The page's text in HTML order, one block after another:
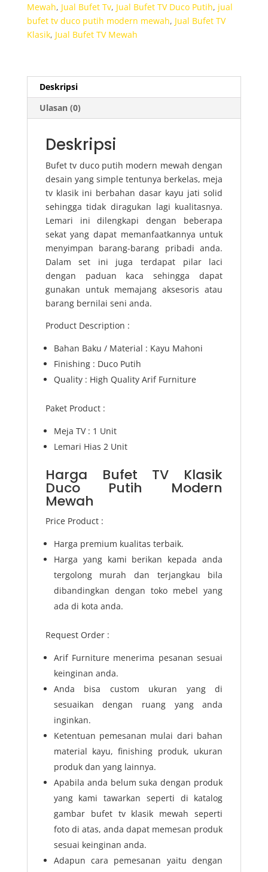
Mewah, Jual Bufet Tv, Jual Bufet TV Duco Putih, jual
bufet tv duco putih modern mewah, Jual Bufet TV
Klasik, Jual Bufet TV Mewah
Deskripsi
Ulasan (0)
Deskripsi
Bufet tv duco putih modern mewah dengan
desain yang simple tentunya berkelas, meja
tv klasik ini berbahan dasar kayu jati solid
sehingga tidak diragukan lagi kualitasnya.
Lemari ini dilengkapi dengan beberapa
sekat yang dapat memanfaatkannya untuk
menyimpan barang-barang pribadi anda.
Dalam set ini juga terdapat pilar laci
dengan paduan kaca sehingga dapat
gunakan untuk memajang aksesoris atau
barang bernilai seni anda.
Product Description :
Bahan Baku / Material : Kayu Mahoni
Finishing : Duco Putih
Quality : High Quality Arif Furniture
Paket Product :
Meja TV : 1 Unit
Lemari Hias 2 Unit
Harga Bufet TV Klasik
Duco Putih Modern
Mewah
Price Product :
Harga premium kualitas terbaik.
Harga yang kami berikan kepada anda
tergolong murah dan terjangkau bila
dibandingkan dengan toko mebel yang
ada di kota anda.
Request Order :
Arif Furniture menerima pesanan sesuai
keinginan anda.
Anda bisa custom ukuran yang di
sesuaikan dengan ruang yang anda
inginkan.
Ketentuan pemesanan mulai dari bahan
material kayu, finishing produk, ukuran
produk dan yang lainnya.
Apabila anda belum suka dengan produk
yang kami tawarkan seperti di katalog
gambar bufet tv klasik mewah seperti
foto di atas, anda dapat memesan produk
sesuai keinginan anda.
Adapun cara pemesanan yaitu dengan